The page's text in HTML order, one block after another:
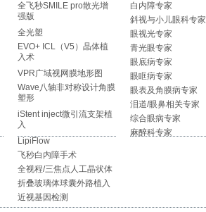
全飞秒SMILE pro散光增
强版
全光塑
EVO+ ICL（V5）晶体植
入术
VPR广域视网膜地形图
Wave八轴非对称设计角膜
塑形
iStent inject微引流支架植
入
LipiFlow
飞秒白内障手术
全视程/三焦点人工晶状体
折叠玻璃体球囊外路植入
近视基因检测
白内障专家
斜视与小儿眼科专家
眼视光专家
青光眼专家
眼底病专家
眼眶病专家
眼表及角膜病专家
泪道/眼鼻相关专家
综合眼病专家
麻醉科专家